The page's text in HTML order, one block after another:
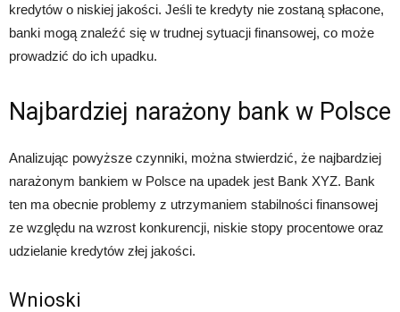
kredytów o niskiej jakości. Jeśli te kredyty nie zostaną spłacone,
banki mogą znaleźć się w trudnej sytuacji finansowej, co może
prowadzić do ich upadku.
Najbardziej narażony bank w Polsce
Analizując powyższe czynniki, można stwierdzić, że najbardziej
narażonym bankiem w Polsce na upadek jest Bank XYZ. Bank
ten ma obecnie problemy z utrzymaniem stabilności finansowej
ze względu na wzrost konkurencji, niskie stopy procentowe oraz
udzielanie kredytów złej jakości.
Wnioski